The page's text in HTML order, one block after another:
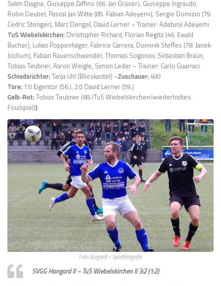
Salim Diagne, Giuseppe Zaffino (66. Jan Gräser), Giuseppe Ingraudo,
Robin Deubel, Pascal Jan Witte (85. Fabian Adeyemi), Sergio Domizio (79.
Cedric Stenger), Marc Dengel, David Lerner – Trainer: Adetunji Adeyemi
TuS Wiebelskirchen: Christopher Richard, Florian Regitz (46. Ewald
Bucher), Lukas Poppenhäger, Fabrice Carrera, Dominik Steffes (78. Janek
Jochum), Fabian Rauenschwender, Thomas Sogonov, Sebastian Braun,
Tobias Teubner, Aaron Weigle, Simon Leder – Trainer: Carlo Guarraci
Schiedsrichter: Tanja Uhl (Blieskastel) –Zuschauer: 400
Tore: 1:0 Eigentor (56.), 2:0 David Lerner (59.)
Gelb-Rot: Tobias Teubner (68./TuS Wiebelskirchen/wiederholtes
Foulspiel))
Foto: Burgardt – Sportfotografie
SVGG Hangard II – TuS Wiebelskirchen II 3:2 (1:2)